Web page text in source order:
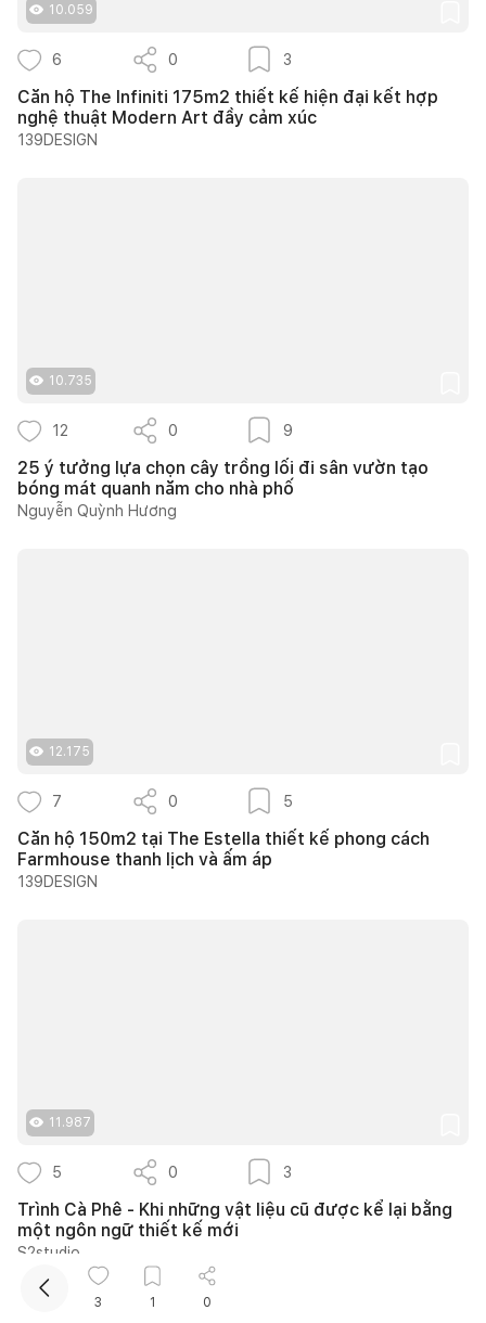
10.059
6 0 3
Căn hộ The Infiniti 175m2 thiết kế hiện đại kết hợp
nghệ thuật Modern Art đầy cảm xúc
139DESIGN
10.735
12 0 9
25 ý tưởng lựa chọn cây trồng lối đi sân vườn tạo
bóng mát quanh năm cho nhà phố
Nguyễn Quỳnh Hương
12.175
7 0 5
Căn hộ 150m2 tại The Estella thiết kế phong cách
Farmhouse thanh lịch và ấm áp
139DESIGN
11.987
5 0 3
Trình Cà Phê - Khi những vật liệu cũ được kể lại bằng
một ngôn ngữ thiết kế mới
S2studio
3 1 0